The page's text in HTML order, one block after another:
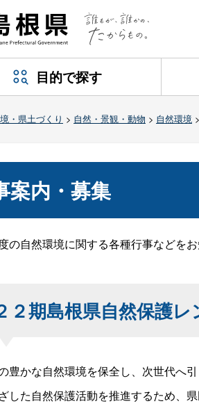
目的で探す
・県土づくり > 自然・景観・動物 > 自然環境 >
案内・募集
の自然環境に関する各種行事などをお
２期島根県自然保護レ
豊かな自然環境を保全し、次世代へ
した自然保護活動を推進するため、